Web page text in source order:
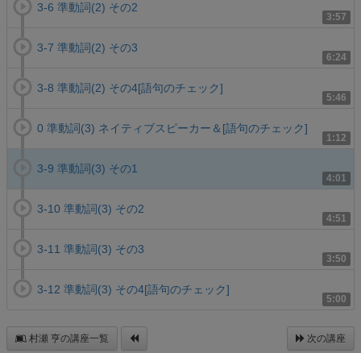
3:57
3-6 準動詞(2) その2
6:24
3-7 準動詞(2) その3
5:46
3-8 準動詞(2) その4[語句のチェック]
1:12
0 準動詞(3) ネイティブスピーカー＆[語句のチェック]
4:01
3-9 準動詞(3) その1
4:51
3-10 準動詞(3) その2
3:50
3-11 準動詞(3) その3
5:00
3-12 準動詞(3) その4[語句のチェック]
村瀬 亨の講座一覧 次の講座